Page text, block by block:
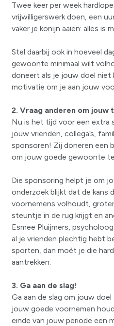
Twee keer per week
vrijwilligerswerk doen, een
vaker je konijn aaien: alles is
Stel daarbij ook in hoeveel
gewoonte minimaal wilt
doneert als je jouw doel niet
motivatie om je aan jouw
2. Vraag anderen om jouw
Nu is het tijd voor een extra
jouw vrienden, collega’s,
sponsoren! Zij doneren een
om jouw goede gewoonte
Die sponsoring helpt je om
onderzoek blijkt dat de kans
voornemens volhoudt,
steuntje in de rug krijgt en
Esmee Pluijmers,
al je vrienden plechtig hebt
sporten, dan moét je die
aantrekken.
3. Ga aan de slag!
Ga aan de slag om jouw
jouw goede voornemen
einde van jouw periode een